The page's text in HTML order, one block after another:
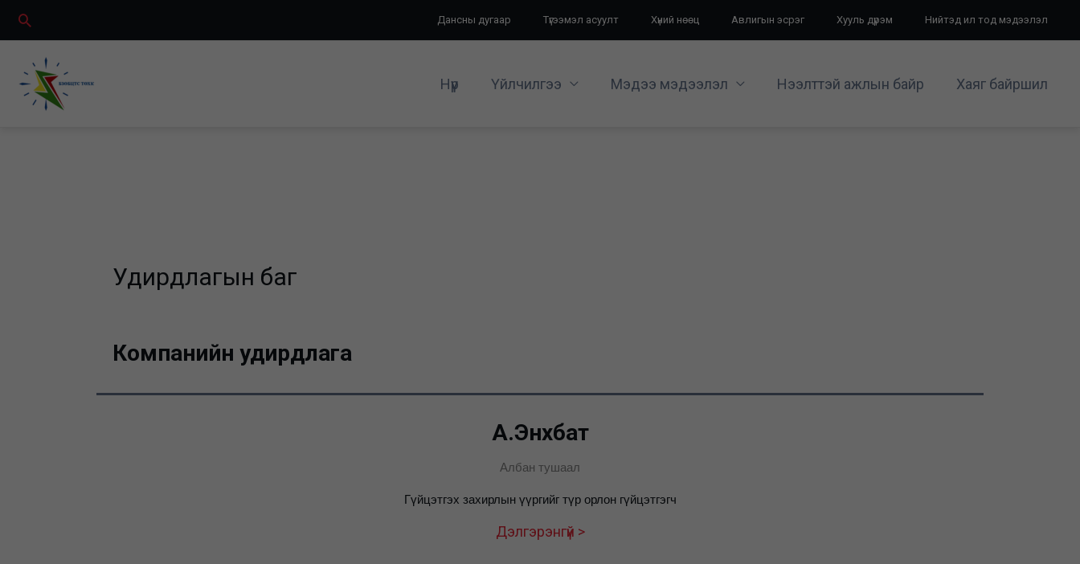
Skip
to
content
Search Дансны дугаар Түгээмэл асуулт Хүний нөөц Авлигын эсрэг Хууль дүрэм Нийтэд ил тод мэдээлэл
Нүүр Үйлчилгээ Мэдээ мэдээлэл Нээлттэй ажлын байр Хаяг байршил
Удирдлагын баг
Компанийн удирдлага
А.Энхбат
Албан тушаал
Гүйцэтгэх захирлын үүргийг түр орлон гүйцэтгэгч
Дэлгэрэнгүй >